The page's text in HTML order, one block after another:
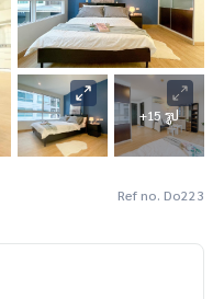
+15 รูป
Ref no. Do223